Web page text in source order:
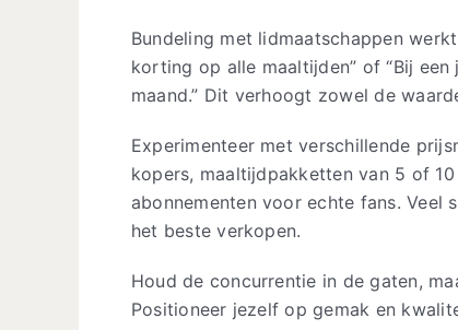
Bundeling met lidmaatschappen
korting op alle maaltijden” of “Bij
maand.” Dit verhoogt zowel de
Experimenteer met verschillende
kopers, maaltijdpakketten van 5 of
abonnementen voor echte fans.
het beste verkopen.
Houd de concurrentie in de gaten,
Positioneer jezelf op gemak en